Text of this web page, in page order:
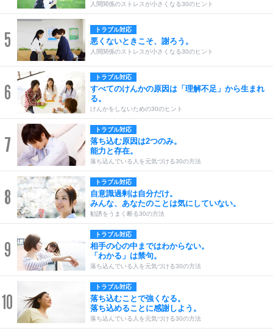
人間関係のストレスが小さくなる30のヒント
5 トラブル対応
悪くないときこそ、謝ろう。
人間関係のストレスが小さくなる30のヒント
6
トラブル対応
すべてのけんかの原因は「理解不足」から生まれ
る。
けんかをしないための30のヒント
7
トラブル対応
落ち込む原因は2つのみ。
能力と存在。
落ち込んでいる人を元気づける30の方法
8
トラブル対応
自意識過剰は自分だけ。
みんな、あなたのことは気にしていない。
勧誘をうまく断る30の方法
9
トラブル対応
相手の心の中まではわからない。
「わかる」は禁句。
落ち込んでいる人を元気づける30の方法
10
トラブル対応
落ち込むことで強くなる。
落ち込めることに感謝しよう。
落ち込んでいる人を元気づける30の方法